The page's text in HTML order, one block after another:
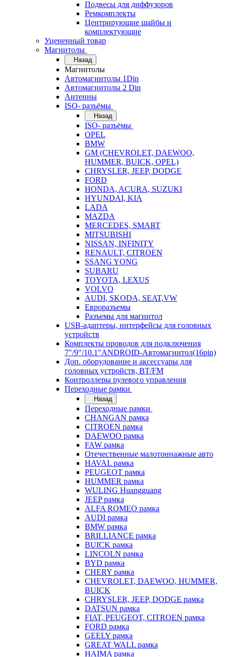
Подвесы для диффузоров
Ремкомплекты
Центрирующие шайбы и
комплектующие
Уцененный товар
Магнитолы
Назад
Магнитолы
Автомагнитолы 1Din
Автомагнитолы 2 Din
Антенны
ISO- разъёмы
Назад
ISO- разъёмы
OPEL
BMW
GM (CHEVROLET, DAEWOO,
HUMMER, BUICK, OPEL)
CHRYSLER, JEEP, DODGE
FORD
HONDA, ACURA, SUZUKI
HYUNDAI, KIA
LADA
MAZDA
MERCEDES, SMART
MITSUBISHI
NISSAN, INFINITY
RENAULT, CITROEN
SSANG YONG
SUBARU
TOYOTA, LEXUS
VOLVO
AUDI, SKODA, SEAT,VW
Евроразъемы
Разъемы для магнитол
USB-адаптеры, интерфейсы для головных
устройств
Комплекты проводов для подключения
7"/9"/10.1"ANDROID-Автомагнитол(16pin)
Доп. оборудование и аксессуары для
головных устройств, BT/FM
Контроллеры рулевого управления
Переходные рамки
Назад
Переходные рамки
CHANGAN рамка
CITROEN рамка
DAEWOO рамка
FAW рамка
Отечественные малотоннажные авто
HAVAL рамка
PEUGEOT рамка
HUMMER рамка
WULING Huangguang
JEEP рамка
ALFA ROMEO рамка
AUDI рамка
BMW рамка
BRILLIANCE рамка
BUICK рамка
LINCOLN рамка
BYD рамка
CHERY рамка
CHEVROLET, DAEWOO, HUMMER,
BUICK
CHRYSLER, JEEP, DODGE рамка
DATSUN рамка
FIAT, PEUGEOT, CITROEN рамка
FORD рамка
GEELY рамка
GREAT WALL рамка
HAIMA рамка